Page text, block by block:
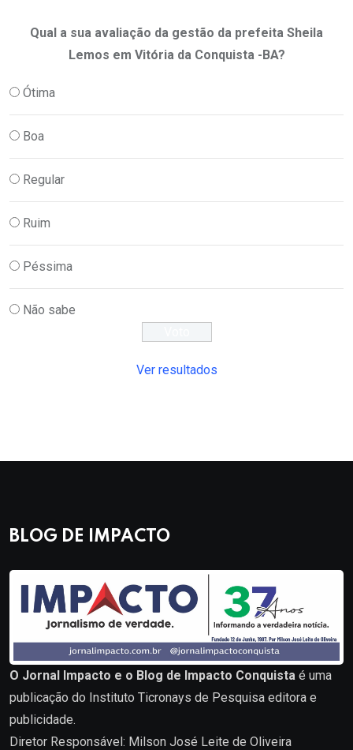
Qual a sua avaliação da gestão da prefeita Sheila
Lemos em Vitória da Conquista -BA?
Ótima
Boa
Regular
Ruim
Péssima
Não sabe
Ver resultados
BLOG DE IMPACTO
O Jornal Impacto e o Blog de Impacto Conquista é uma
publicação do Instituto Ticronays de Pesquisa editora e
publicidade.
Diretor Responsável: Milson José Leite de Oliveira